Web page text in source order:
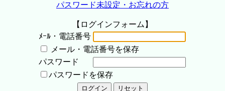
パスワード未設定・お忘れの方
【ログインフォーム】
ﾒｰﾙ・電話番号
メール・電話番号を保存
パスワード
パスワードを保存